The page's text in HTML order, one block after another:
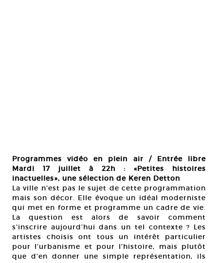
Programmes vidéo en plein air / Entrée libre
Mardi 17 juillet à 22h : «Petites histoires
inactuelles», une sélection de Keren Detton
La ville n’est pas le sujet de cette programmation
mais son décor. Elle évoque un idéal moderniste
qui met en forme et programme un cadre de vie.
La question est alors de savoir comment
s’inscrire aujourd’hui dans un tel contexte ? Les
artistes choisis ont tous un intérêt particulier
pour l’urbanisme et pour l’histoire, mais plutôt
que d’en donner une simple représentation, ils